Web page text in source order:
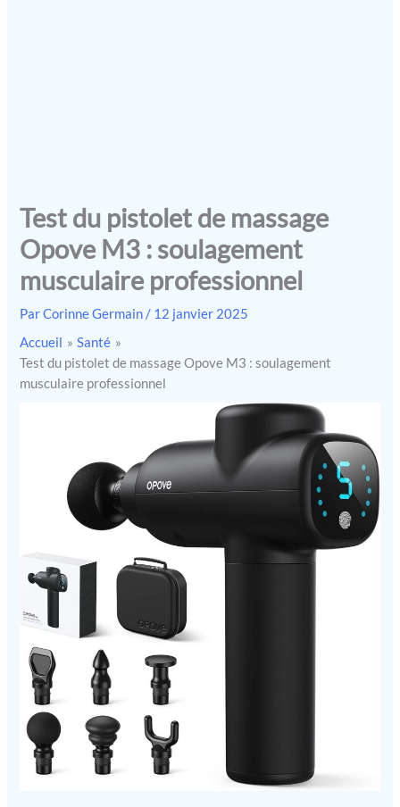
Test du pistolet de massage
Opove M3 : soulagement
musculaire professionnel
ParCorinne Germain / 12 janvier 2025
Accueil
Santé
Test du pistolet de massage Opove M3 : soulagement
musculaire professionnel